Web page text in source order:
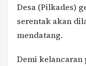
Desa (Pilkades)
serentak akan
mendatang.
Demi kelancaran